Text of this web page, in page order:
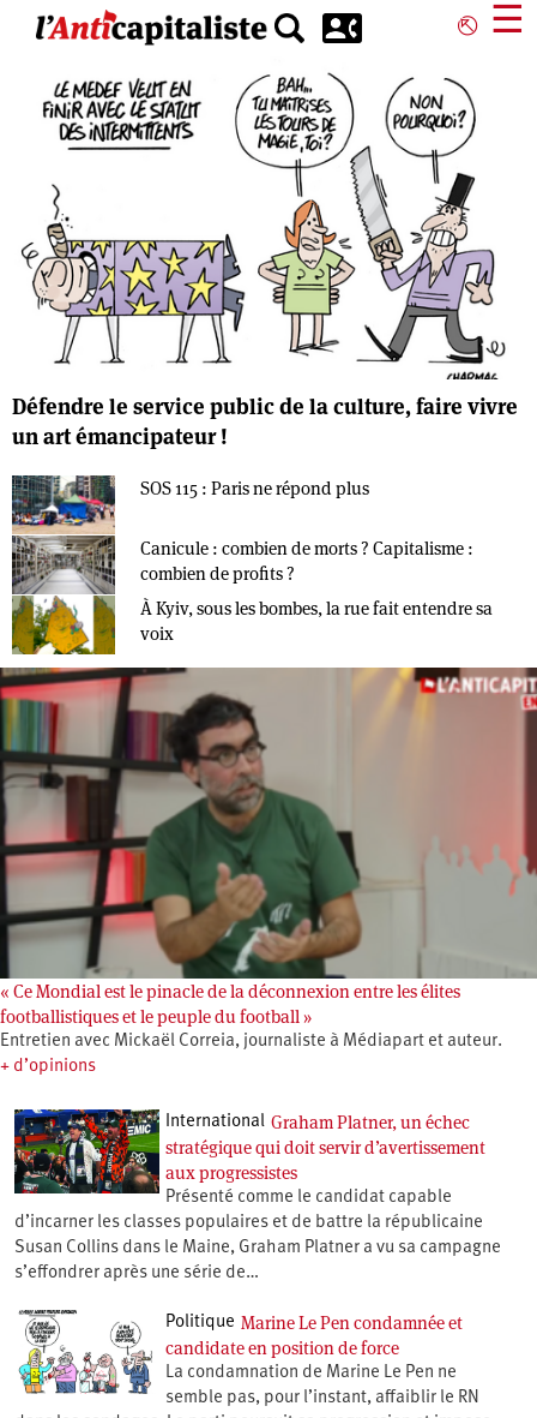
principal
⎋ ☰
Défendre le service public de la culture, faire vivre
un art émancipateur !
SOS 115 : Paris ne répond plus
Canicule : combien de morts ? Capitalisme :
combien de profits ?
À Kyiv, sous les bombes, la rue fait entendre sa
voix
« Ce Mondial est le pinacle de la déconnexion entre les élites
footballistiques et le peuple du football »
Entretien avec Mickaël Correia, journaliste à Médiapart et auteur.
+ d’opinions
International Graham Platner, un échec
stratégique qui doit servir d’avertissement
aux progressistes
Présenté comme le candidat capable
d’incarner les classes populaires et de battre la républicaine
Susan Collins dans le Maine, Graham Platner a vu sa campagne
s’effondrer après une série de…
Politique Marine Le Pen condamnée et
candidate en position de force
La condamnation de Marine Le Pen ne
semble pas, pour l’instant, affaiblir le RN